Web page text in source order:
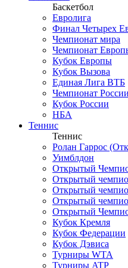
Баскетбол
Евролига
Финал Четырех
Чемпионат мира
Чемпионат
Кубок Европы
Кубок Вызова
Единая Лига ВТБ
Чемпионат
Кубок России
НБА
Теннис
Теннис
Ролан Гаррос
Уимблдон
Открытый
Открытый
Открытый
Открытый
Открытый
Кубок Кремля
Кубок Федерации
Кубок Дэвиса
Турниры WTA
Турниры ATP